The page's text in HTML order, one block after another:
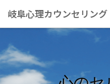
岐阜心理カウンセリング